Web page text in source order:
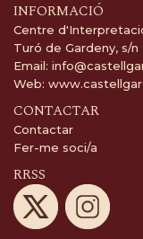
INFORMACIÓ
Centre
Turó de Gardeny, s/n
Email:
Web:
CONTACTAR
Contactar
Fer-me soci/a
RRSS